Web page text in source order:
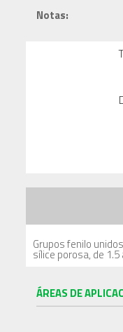
Notas:
Grupos fenilo
sílice porosa, de
ÁREAS DE